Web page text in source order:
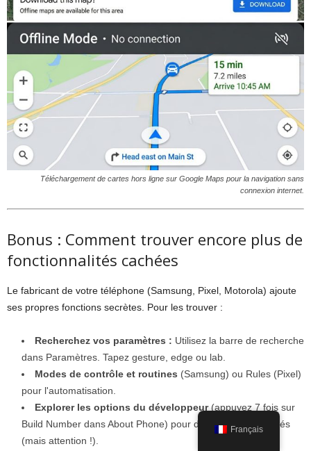
Téléchargement de cartes hors ligne sur Google Maps pour la navigation sans
connexion internet.
Bonus : Comment trouver encore plus de
fonctionnalités cachées
Le fabricant de votre téléphone (Samsung, Pixel, Motorola) ajoute
ses propres fonctions secrètes. Pour les trouver :
Recherchez vos paramètres : Utilisez la barre de recherche
dans Paramètres. Tapez gesture, edge ou lab.
Modes de contrôle et routines (Samsung) ou Rules (Pixel)
pour l'automatisation.
Explorer les options du développeur(appuyez 7 fois sur
Build Number dans About Phone) pour des réglages avancés
(mais attention !).
Français